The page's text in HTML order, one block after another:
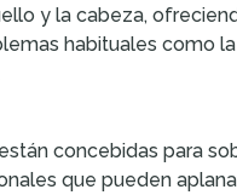
y la cabeza,
habituales como
concebidas para
que pueden